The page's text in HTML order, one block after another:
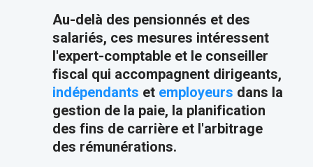
Au-delà des pensionnés et des
salariés, ces mesures intéressent
l'expert-comptable et le conseiller
fiscal qui accompagnent dirigeants,
indépendants et employeurs dans la
gestion de la paie, la planification
des fins de carrière et l'arbitrage
des rémunérations.